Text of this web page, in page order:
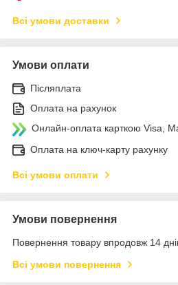
Всі умови доставки
Умови оплати
Післяплата
Оплата на рахунок
Онлайн-оплата карткою Visa,
Оплата на ключ-карту рахунку
Всі умови оплати
Умови повернення
Повернення товару впродовж 14
Всі умови повернення